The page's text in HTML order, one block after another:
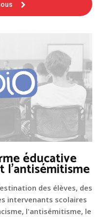
éducative
l'antisémitisme
des élèves, des
intervenants scolaires
l'antisémitisme, le